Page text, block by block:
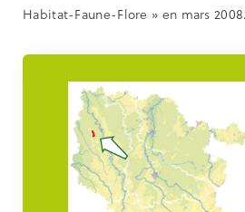
Habitat-Faune-Flore » en mars 2008.